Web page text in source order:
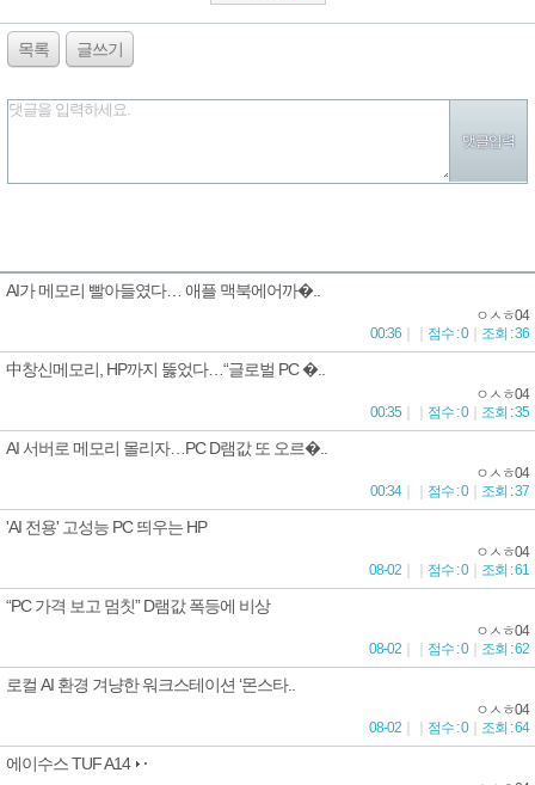
목록 글쓰기
댓글을 입력하세요.
AI가 메모리 빨아들였다… 애플 맥북에어까�..
ㅇㅅㅎ04
00:36
점수 : 0｜ 조회 : 36
中창신메모리, HP까지 뚫었다…“글로벌 PC �..
ㅇㅅㅎ04
00:35
점수 : 0｜ 조회 : 35
AI 서버로 메모리 몰리자…PC D램값 또 오르�..
ㅇㅅㅎ04
00:34｜ 점수 : 0｜ 조회 : 37
'AI 전용' 고성능 PC 띄우는 HP
ㅇㅅㅎ04
08-02
점수 : 0｜ 조회 : 61
“PC 가격 보고 멈칫” D램값 폭등에 비상
ㅇㅅㅎ04
08-02
점수 : 0｜ 조회 : 62
로컬 AI 환경 겨냥한 워크스테이션 ‘몬스타..
ㅇㅅㅎ04
08-02
점수 : 0｜ 조회 : 64
에이수스 TUF A14